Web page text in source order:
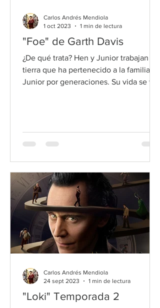
"Foe" de Garth Davis
¿De qué trata? Hen y Junior trabajan la
tierra que ha pertenecido a la familia de
Junior por generaciones. Su vida se ve
Carlos Andrés Mendiola
1 oct 2023
1 min de lectura
"Loki" Temporada 2
Carlos Andrés Mendiola
24 sept 2023
1 min de lectura